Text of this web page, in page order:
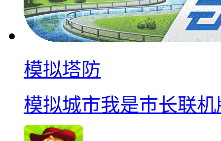
模拟塔防
模拟城市我是巿长联机